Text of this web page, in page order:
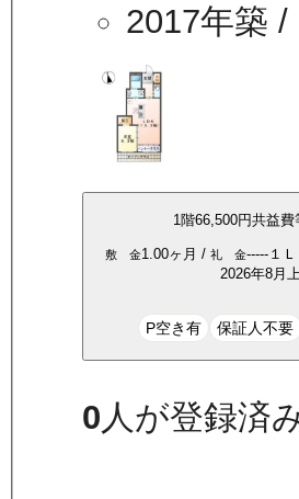
2017年築 /
1 階66,500円共益費
敷 金1.00ヶ月 / 礼 金-----１Ｌ
2026年8月
P空き有 保証人不要
0 人が登録済